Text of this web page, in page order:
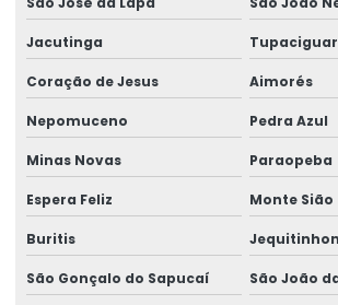
Perícia de ação revisional
Perícia de capacidade laborativa
Perícia de capacidade ocupacional
Perícia para concessão de benefícios
Perícia de ergonomia no posto de trabalho
Jacutinga
Coração de Jesus Aimorés
Nepomuceno Pedra Azul
Minas Novas Paraopeba
Espera Feliz Monte Sião
Buritis
São Gonçalo do Sapucaí São João